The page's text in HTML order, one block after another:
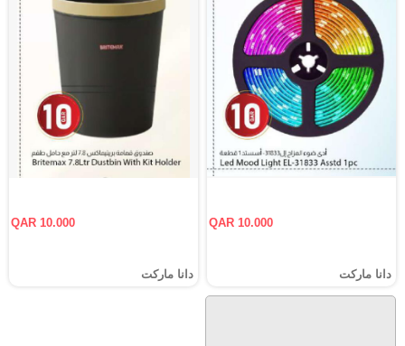
QAR 10.000
دانا ماركت
QAR 10.000
دانا ماركت